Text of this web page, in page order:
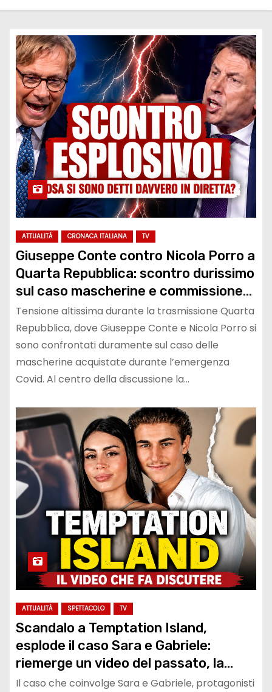
ATTUALITÀ CRONACA ITALIANA TV
Giuseppe Conte contro Nicola Porro a
Quarta Repubblica: scontro durissimo
sul caso mascherine e commissione
d’inchiesta
Tensione altissima durante la trasmissione Quarta
Repubblica, dove Giuseppe Conte e Nicola Porro si
sono confrontati duramente sul caso delle
mascherine acquistate durante l’emergenza
Covid. Al centro della discussione la…
ATTUALITÀ SPETTACOLO TV
Scandalo a Temptation Island,
esplode il caso Sara e Gabriele:
riemerge un video del passato, la
coppia rompe il silenzio e si difende
Il caso che coinvolge Sara e Gabriele, protagonisti